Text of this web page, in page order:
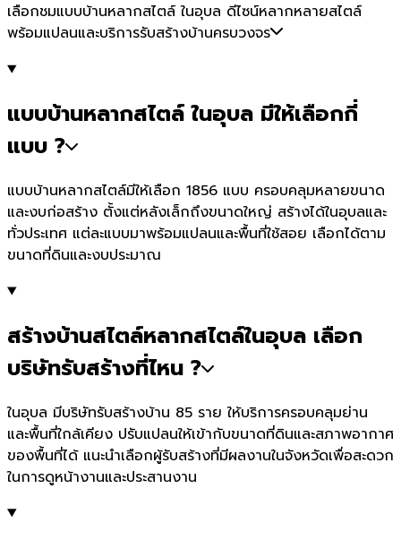
เลือกชมแบบบ้านหลากสไตล์ ในอุบล ดีไซน์หลากหลายสไตล์
พร้อมแปลนและบริการรับสร้างบ้านครบวงจร
แบบบ้านหลากสไตล์ ในอุบล มีให้เลือกกี่
แบบ ?
แบบบ้านหลากสไตล์มีให้เลือก 1856 แบบ ครอบคลุมหลายขนาด
และงบก่อสร้าง ตั้งแต่หลังเล็กถึงขนาดใหญ่ สร้างได้ในอุบลและ
ทั่วประเทศ แต่ละแบบมาพร้อมแปลนและพื้นที่ใช้สอย เลือกได้ตาม
ขนาดที่ดินและงบประมาณ
สร้างบ้านสไตล์หลากสไตล์ในอุบล เลือก
บริษัทรับสร้างที่ไหน ?
ในอุบล มีบริษัทรับสร้างบ้าน 85 ราย ให้บริการครอบคลุมย่าน
และพื้นที่ใกล้เคียง ปรับแปลนให้เข้ากับขนาดที่ดินและสภาพอากาศ
ของพื้นที่ได้ แนะนำเลือกผู้รับสร้างที่มีผลงานในจังหวัดเพื่อสะดวก
ในการดูหน้างานและประสานงาน